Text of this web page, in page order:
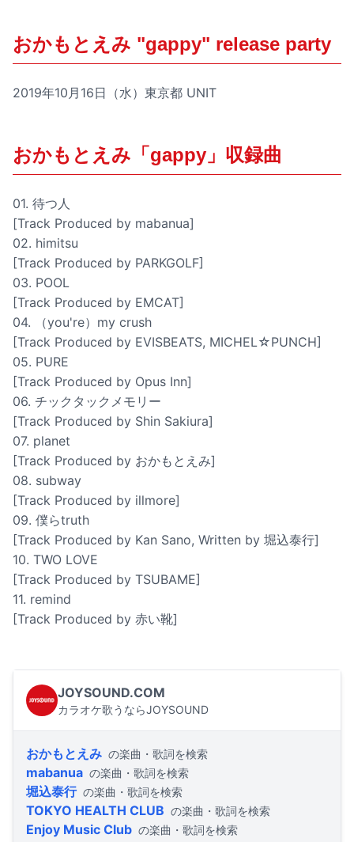
おかもとえみ "gappy" release party
2019年10月16日（水）東京都 UNIT
おかもとえみ「gappy」収録曲
01. 待つ人
[Track Produced by mabanua]
02. himitsu
[Track Produced by PARKGOLF]
03. POOL
[Track Produced by EMCAT]
04. （you're）my crush
[Track Produced by EVISBEATS, MICHEL☆PUNCH]
05. PURE
[Track Produced by Opus Inn]
06. チックタックメモリー
[Track Produced by Shin Sakiura]
07. planet
[Track Produced by おかもとえみ]
08. subway
[Track Produced by illmore]
09. 僕らtruth
[Track Produced by Kan Sano, Written by 堀込泰行]
10. TWO LOVE
[Track Produced by TSUBAME]
11. remind
[Track Produced by 赤い靴]
JOYSOUND.COM
カラオケ歌うならJOYSOUND
おかもとえみ の楽曲・歌詞を検索
mabanua の楽曲・歌詞を検索
堀込泰行 の楽曲・歌詞を検索
TOKYO HEALTH CLUB の楽曲・歌詞を検索
Enjoy Music Club の楽曲・歌詞を検索